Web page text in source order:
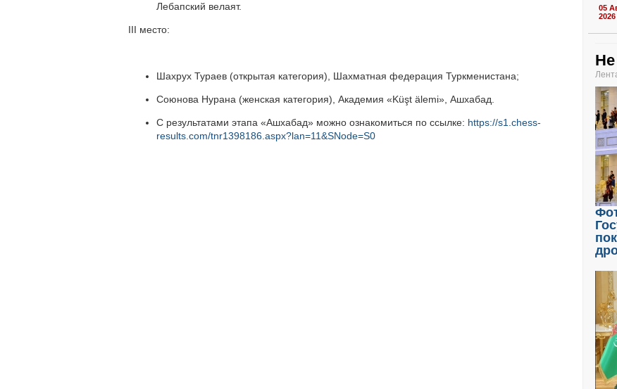
Лебапский велаят.
III место:
Шахрух Тураев (открытая категория), Шахматная федерация Туркменистана;
Союнова Нурана (женская категория), Академия «Küşt älemi», Ашхабад.
С результатами этапа «Ашхабад» можно ознакомиться по ссылке: https://s1.chess-
results.com/tnr1398186.aspx?lan=11&SNode=S0
05
2026
Не